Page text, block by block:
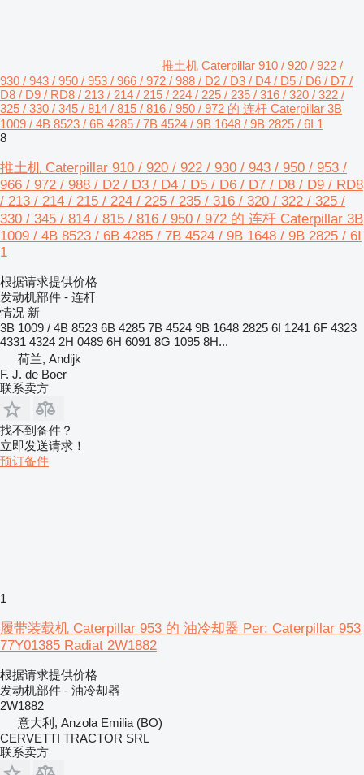
推土机 Caterpillar 910 / 920 / 922 /
930 / 943 / 950 / 953 / 966 / 972 / 988 / D2 / D3 / D4 / D5 / D6 / D7 /
D8 / D9 / RD8 / 213 / 214 / 215 / 224 / 225 / 235 / 316 / 320 / 322 /
325 / 330 / 345 / 814 / 815 / 816 / 950 / 972 的 连杆 Caterpillar 3B
1009 / 4B 8523 / 6B 4285 / 7B 4524 / 9B 1648 / 9B 2825 / 6I 1
8
推土机 Caterpillar 910 / 920 / 922 / 930 / 943 / 950 / 953 /
966 / 972 / 988 / D2 / D3 / D4 / D5 / D6 / D7 / D8 / D9 / RD8
/ 213 / 214 / 215 / 224 / 225 / 235 / 316 / 320 / 322 / 325 /
330 / 345 / 814 / 815 / 816 / 950 / 972 的 连杆 Caterpillar 3B
1009 / 4B 8523 / 6B 4285 / 7B 4524 / 9B 1648 / 9B 2825 / 6I
1
根据请求提供价格
发动机部件 - 连杆
情况 新
3B 1009 / 4B 8523 6B 4285 7B 4524 9B 1648 2825 6I 1241 6F 4323
4331 4324 2H 0489 6H 6091 8G 1095 8H...
荷兰, Andijk
F. J. de Boer
联系卖方
找不到备件？
立即发送请求！
预订备件
1
履带装载机 Caterpillar 953 的 油冷却器 Per: Caterpillar 953
77Y01385 Radiat 2W1882
根据请求提供价格
发动机部件 - 油冷却器
2W1882
意大利, Anzola Emilia (BO)
CERVETTI TRACTOR SRL
联系卖方